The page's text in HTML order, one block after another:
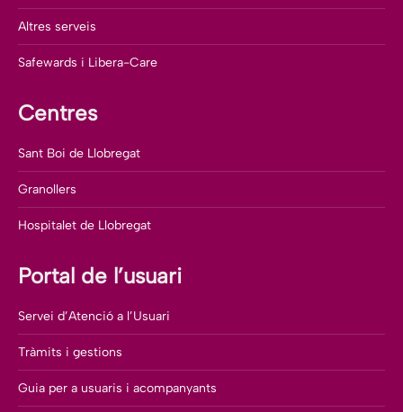
Altres serveis
Safewards i Libera-Care
Centres
Sant Boi de Llobregat
Granollers
Hospitalet de Llobregat
Portal de l’usuari
Servei d’Atenció a l’Usuari
Tràmits i gestions
Guia per a usuaris i acompanyants